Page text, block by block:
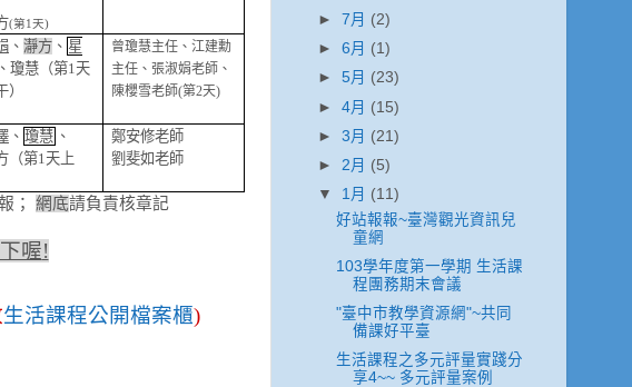
(第1 天)
、 瀞方、 星
、瓊慧（第1天
）
曾瓊慧主任、江建勳
主任、張淑娟老師、
陳櫻雪老師(第2天)
、 瓊慧 、
（第1天上
鄭安修老師
劉斐如老師
；網底請負責核章記
喔!
生活課程公開檔案櫃)
► 7月 (2)
► 6月 (1)
► 5月 (23)
► 4月 (15)
► 3月 (21)
► 2月 (5)
▼ 1月 (11)
好站報報~臺灣觀光資訊兒
童網
103學年度第一學期 生活課
程團務期末會議
"臺中市教學資源網"~共同
備課好平臺
生活課程之多元評量實踐分
享4~~ 多元評量案例